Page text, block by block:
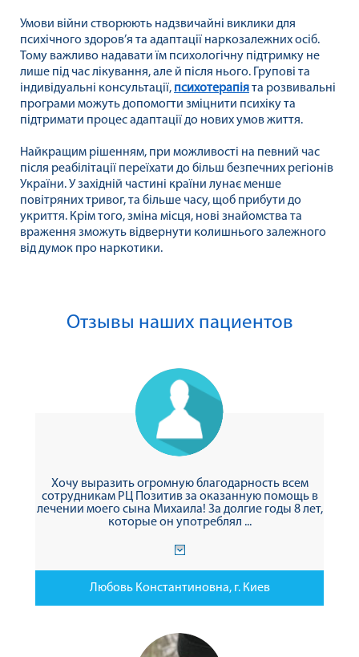
Умови війни створюють надзвичайні виклики для
психічного здоров’я та адаптації наркозалежних осіб.
Тому важливо надавати їм психологічну підтримку не
лише під час лікування, але й після нього. Групові та
індивідуальні консультації, психотерапіята розвивальні
програми можуть допомогти зміцнити психіку та
підтримати процес адаптації до нових умов життя.
Найкращим рішенням, при можливості на певний час
після реабілітації переїхати до більш безпечних регіонів
України. У західній частині країни лунає менше
повітряних тривог, та більше часу, щоб прибути до
укриття. Крім того, зміна місця, нові знайомства та
враження зможуть відвернути колишнього залежного
від думок про наркотики.
Отзывы наших пациентов
Хочу выразить огромную благодарность всем
сотрудникам РЦ Позитив за оказанную помощь в
лечении моего сына Михаила! За долгие годы 8 лет,
которые он употреблял ...
Любовь Константиновна, г. Киев